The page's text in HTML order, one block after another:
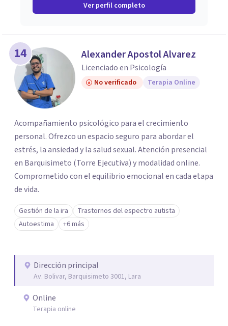
Ver perfil completo
14 Alexander Apostol Alvarez
Licenciado en Psicología
No verificado Terapia Online
Acompañamiento psicológico para el crecimiento
personal. Ofrezco un espacio seguro para abordar el
estrés, la ansiedad y la salud sexual. Atención presencial
en Barquisimeto (Torre Ejecutiva) y modalidad online.
Comprometido con el equilibrio emocional en cada etapa
de vida.
Gestión de la ira
Trastornos del espectro autista
Autoestima
+6 más
Dirección principal
Av. Bolivar, Barquisimeto 3001, Lara
Online
Terapia online